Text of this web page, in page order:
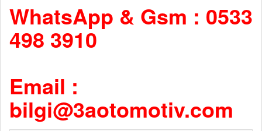
WhatsApp & Gsm : 0533
498 3910
Email :
bilgi@3aotomotiv.com